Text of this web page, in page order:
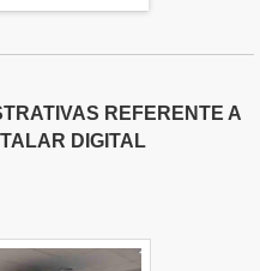
REFERENTE A
DIGITAL